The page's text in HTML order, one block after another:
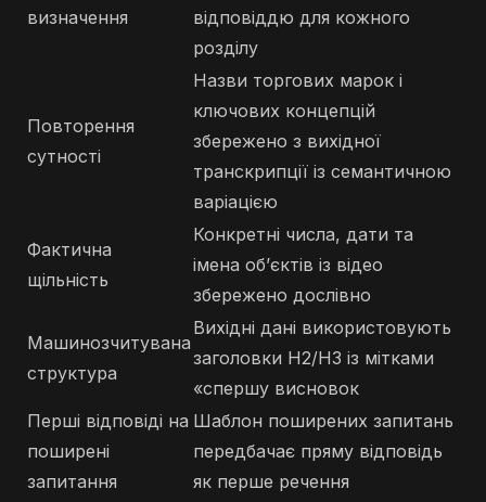
визначення
відповіддю для кожного
розділу
Повторення
сутності
Назви торгових марок і
ключових концепцій
збережено з вихідної
транскрипції із семантичною
варіацією
Фактична
щільність
Конкретні числа, дати та
імена об’єктів із відео
збережено дослівно
Машинозчитувана
структура
Вихідні дані використовують
заголовки H2/H3 із мітками
«спершу висновок
Перші відповіді на
поширені
запитання
Шаблон поширених запитань
передбачає пряму відповідь
як перше речення